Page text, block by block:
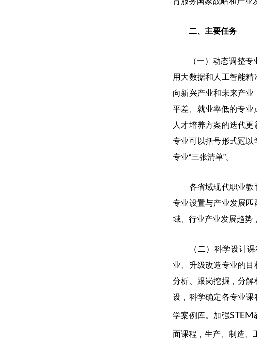
二、主要任务
（一）动态调整专业
用大数据和人工智能
向新兴产业和未来产
平差、就业率低的专业
人才培养方案的迭代
专业可以括号形式冠
专业“三张清单”。
各省域现代职业教育
专业设置与产业发展
域、行业产业发展趋势
（二）科学设计课程
业、升级改造专业的
分析、跟岗挖掘，分
设，科学确定各专业
学案例库。加强STEM
面课程，生产、制造、